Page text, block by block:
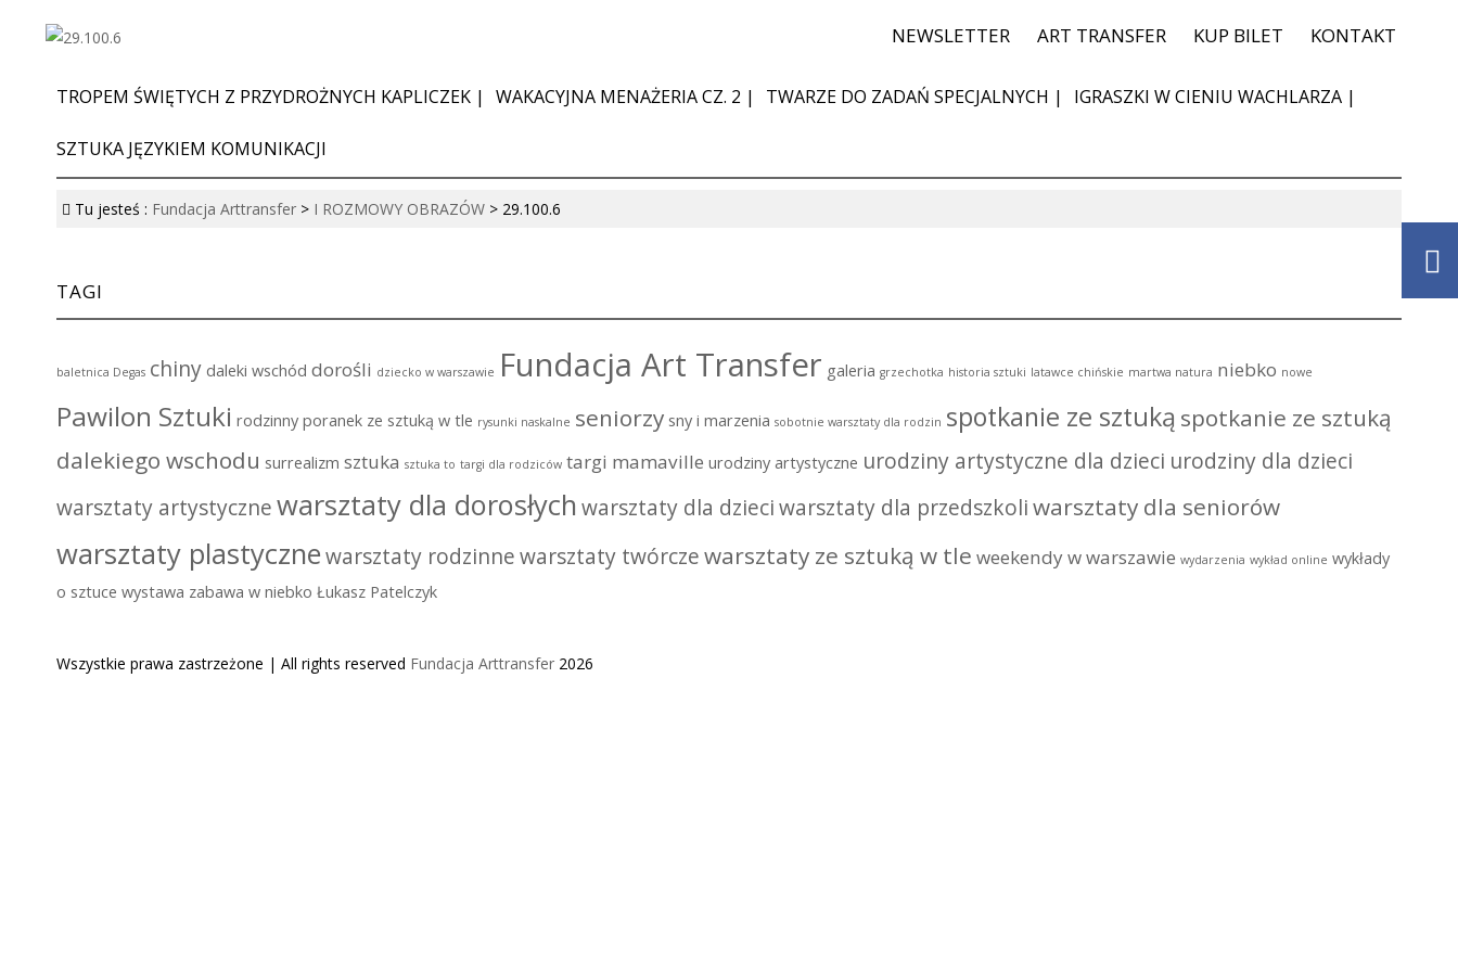
NEWSLETTER ART TRANSFER KUP BILET KONTAKT
TROPEM ŚWIĘTYCH Z PRZYDROŻNYCH KAPLICZEK | WAKACYJNA MENAŻERIA CZ. 2 | TWARZE DO ZADAŃ SPECJALNYCH | IGRASZKI W CIENIU WACHLARZA |
SZTUKA JĘZYKIEM KOMUNIKACJI
Tu jesteś : Fundacja Arttransfer > I ROZMOWY OBRAZÓW > 29.100.6
TAGI
baletnica Degas chiny daleki wschód dorośli dziecko w warszawie Fundacja Art Transfer galeria grzechotka historia sztuki latawce chińskie martwa natura niebko nowe
Pawilon Sztuki rodzinny poranek ze sztuką w tle rysunki naskalne seniorzy sny i marzenia sobotnie warsztaty dla rodzin spotkanie ze sztuką spotkanie ze sztuką
dalekiego wschodu surrealizm sztuka sztuka to targi dla rodziców targi mamaville urodziny artystyczne urodziny artystyczne dla dzieci urodziny dla dzieci
warsztaty artystycznewarsztaty dla dorosłych warsztaty dla dzieciwarsztaty dla przedszkoliwarsztaty dla seniorów
warsztaty plastycznewarsztaty rodzinnewarsztaty twórczewarsztaty ze sztuką w tle weekendy w warszawie wydarzenia wykład online wykłady
o sztuce wystawa zabawa w niebko Łukasz Patelczyk
Wszystkie prawa zastrzeżone | All rights reserved Fundacja Arttransfer 2026